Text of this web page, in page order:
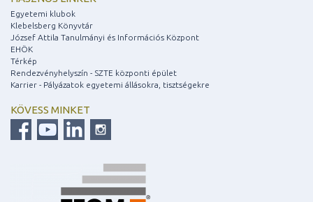
Egyetemi klubok
Klebelsberg Könyvtár
József Attila Tanulmányi és Információs Központ
EHÖK
Térkép
Rendezvényhelyszín - SZTE központi épület
Karrier - Pályázatok egyetemi állásokra, tisztségekre
KÖVESS MINKET